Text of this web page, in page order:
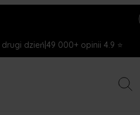
dzień 49 000+ opinii 4.9 ⭐